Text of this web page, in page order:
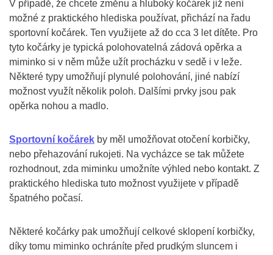
V případě, že chcete změnu a hluboký kočárek již není
možné z praktického hlediska používat, přichází na řadu
sportovní kočárek. Ten využijete až do cca 3 let dítěte. Pro
tyto kočárky je typická polohovatelná zádová opěrka a
miminko si v něm může užít procházku v sedě i v leže.
Některé typy umožňují plynulé polohování, jiné nabízí
možnost využít několik poloh. Dalšími prvky jsou pak
opěrka nohou a madlo.
Sportovní kočárek by měl umožňovat otočení korbičky,
nebo přehazování rukojeti. Na vycházce se tak můžete
rozhodnout, zda miminku umožníte výhled nebo kontakt. Z
praktického hlediska tuto možnost využijete v případě
špatného počasí.
Některé kočárky pak umožňují celkové sklopení korbičky,
díky tomu miminko ochráníte před prudkým sluncem i